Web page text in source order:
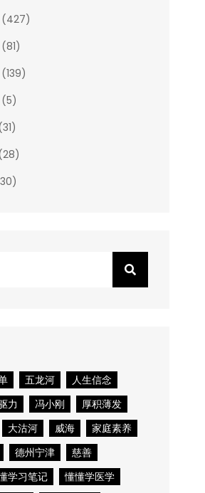
(427)
(81)
(139)
(5)
五龙河
人生信念
力 冯小刚
厚积薄发
大沽河 威海
家庭素养
德州宁津
慈善
学习笔记
懂懂学医学